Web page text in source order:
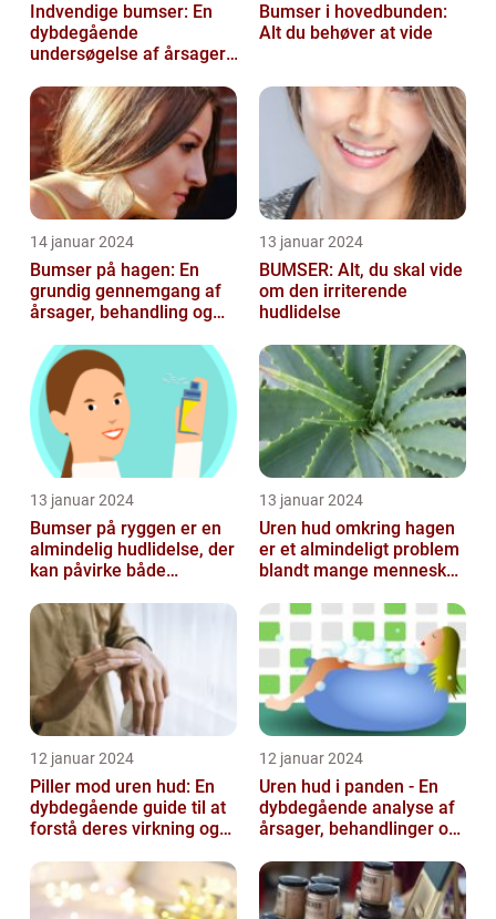
Indvendige bumser: En
dybdegående
undersøgelse af årsager,
forebyggelse
Bumser i hovedbunden:
Alt du behøver at vide
14 januar 2024
Bumser på hagen: En
grundig gennemgang af
årsager, behandling og
13 januar 2024
BUMSER: Alt, du skal vide
om den irriterende
hudlidelse
13 januar 2024
Bumser på ryggen er en
almindelig hudlidelse, der
kan påvirke både
13 januar 2024
Uren hud omkring hagen
er et almindeligt problem
blandt mange mennesker,
og...
12 januar 2024
Piller mod uren hud: En
dybdegående guide til at
forstå deres virkning og
12 januar 2024
Uren hud i panden - En
dybdegående analyse af
årsager, behandlinger og